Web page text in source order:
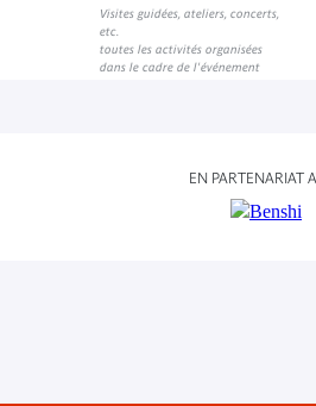
Visites guidées, ateliers, concerts,
etc.
toutes les activités organisées
dans le cadre de l'événement
EN PARTENARIAT